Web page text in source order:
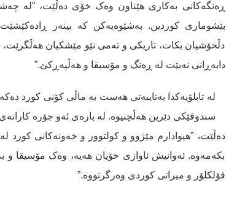
ڕەنگەکانی بەکاری هێناون وەک خۆی دەڵێت، ”لە
بێشوماری کوردین. بەشێوەیەکن کە بینەر
دڵخۆشیان بکات، تاریکی و تەمی نێو مێشکیان هەڵگرێت،
دابەڕانی نەبێت لە ڕەنگ و مۆسیقا و هەڵپەڕکێ.”
لە تابلۆیەکدا بەتایبەتی هەست بە ماڵی کۆنی کورد
سندوقێکی دێرین هەڵچنیوە. لە بارەی ئەو جۆرە
دەڵێت، ”هیوادارم مێژوو و کولتوور و خەونەکانی کورد لە
بکەمەوە. ئەوانیش ئاوازی خۆیان هەیە، وەک مۆسیقا
فۆلکلۆر و میراتی کوردی وەرگرتووە.”